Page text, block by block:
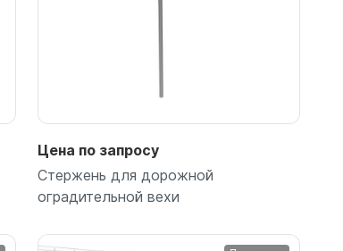
Цена по запросу
Стержень для дорожной
оградительной вехи